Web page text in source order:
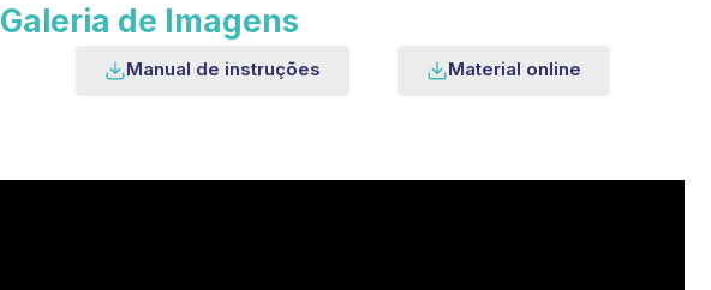
Galeria de Imagens
Manual de instruções Material online